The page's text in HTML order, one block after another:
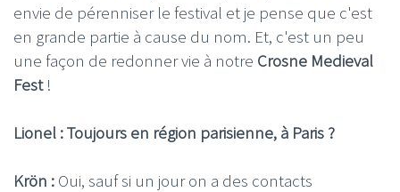
envie de pérenniser le festival et je pense que c'est
en grande partie à cause du nom. Et, c'est un peu
une façon de redonner vie à notre Crosne Medieval
Fest!
Lionel : Toujours en région parisienne, à Paris ?
Krön : Oui, sauf si un jour on a des contacts